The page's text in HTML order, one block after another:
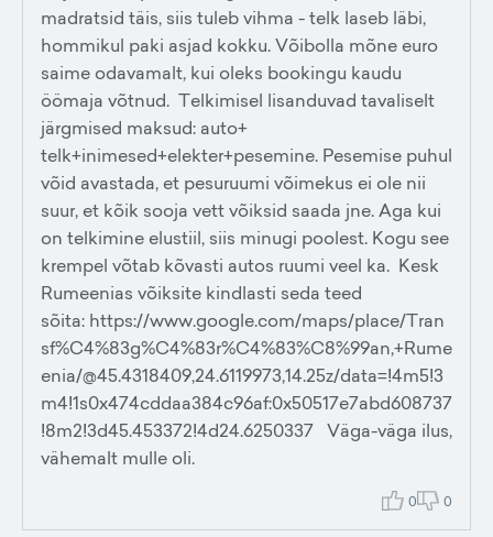
madratsid täis, siis tuleb vihma - telk laseb läbi,
hommikul paki asjad kokku. Võibolla mõne euro
saime odavamalt, kui oleks bookingu kaudu
öömaja võtnud. Telkimisel lisanduvad tavaliselt
järgmised maksud: auto+
telk+inimesed+elekter+pesemine. Pesemise puhul
võid avastada, et pesuruumi võimekus ei ole nii
suur, et kõik sooja vett võiksid saada jne. Aga kui
on telkimine elustiil, siis minugi poolest. Kogu see
krempel võtab kõvasti autos ruumi veel ka. Kesk
Rumeenias võiksite kindlasti seda teed
sõita: https://www.google.com/maps/place/Tran
sf%C4%83g%C4%83r%C4%83%C8%99an,+Rume
enia/@45.4318409,24.6119973,14.25z/data=!4m5!3
m4!1s0x474cddaa384c96af:0x50517e7abd608737
!8m2!3d45.453372!4d24.6250337 Väga-väga ilus,
vähemalt mulle oli.
0 0